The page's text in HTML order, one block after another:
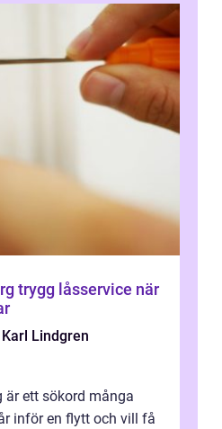
Karl Lindgren
ett sökord många
inför en flytt och vill få